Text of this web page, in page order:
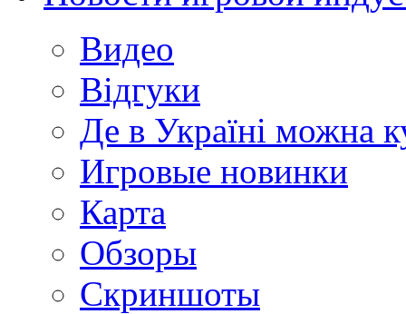
Видео
Відгуки
Де в Україні можна
Игровые новинки
Карта
Обзоры
Скриншоты